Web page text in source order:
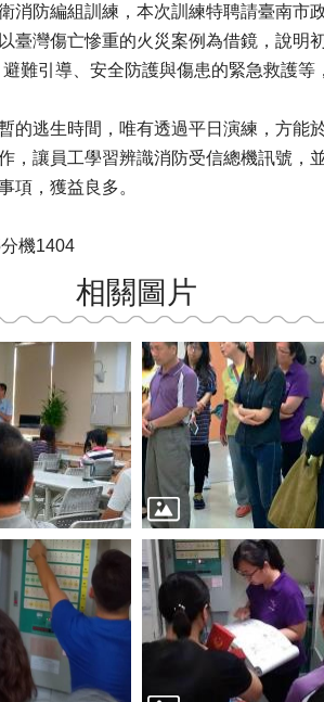
防編組訓練，本次訓練特聘請臺南市
臺灣傷亡慘重的火災案例為借鏡，說明
難引導、安全防護與傷患的緊急救護
的逃生時間，唯有透過平日演練，方能
，讓員工學習辨識消防受信總機訊號，
項，獲益良多。
機1404
相關圖片